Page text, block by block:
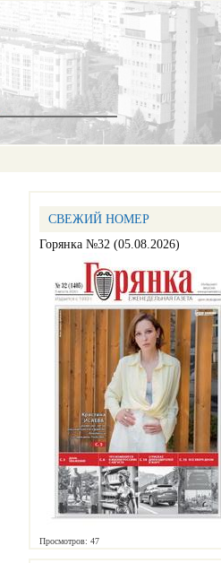
СВЕЖИЙ НОМЕР
Горянка №32 (05.08.2026)
Просмотров: 47